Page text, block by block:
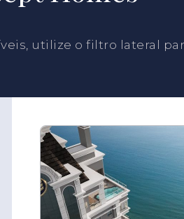
utilize o filtro lateral